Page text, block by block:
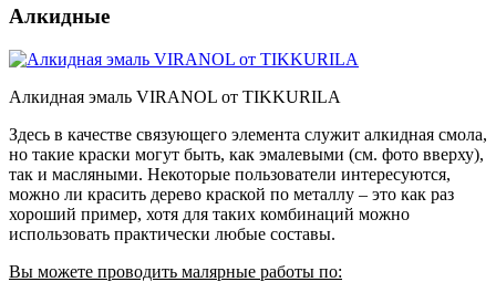
Алкидные
Алкидная эмаль VIRANOL от TIKKURILA
Здесь в качестве связующего элемента служит алкидная смола,
но такие краски могут быть, как эмалевыми (см. фото вверху),
так и масляными. Некоторые пользователи интересуются,
можно ли красить дерево краской по металлу – это как раз
хороший пример, хотя для таких комбинаций можно
использовать практически любые составы.
Вы можете проводить малярные работы по: